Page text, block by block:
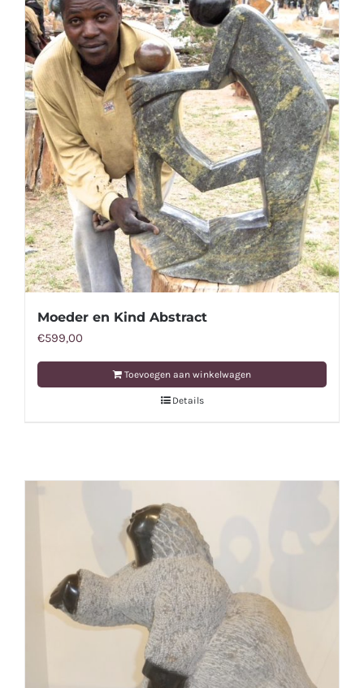
Moeder en Kind Abstract
€599,00
Toevoegen aan winkelwagen
Details